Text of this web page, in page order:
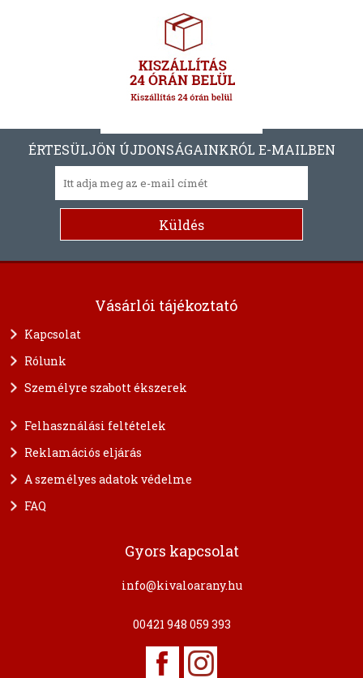
ÉRTESÜLJÖN ÚJDONSÁGAINKRÓL E-MAILBEN
Vásárlói tájékoztató
Kapcsolat
Rólunk
Személyre szabott ékszerek
Felhasználási feltételek
Reklamációs eljárás
A személyes adatok védelme
FAQ
Gyors kapcsolat
info@kivaloarany.hu
00421 948 059 393